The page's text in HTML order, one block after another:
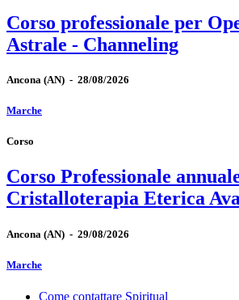
Corso professionale per
Astrale - Channeling
Ancona (AN) - 28/08/2026
Marche
Corso
Corso Professionale
Cristalloterapia Eterica
Ancona (AN) - 29/08/2026
Marche
Come contattare Spiritual